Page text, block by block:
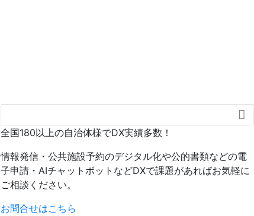

全国180以上の自治体様でDX実績多数！
情報発信・公共施設予約のデジタル化や公的書類などの電
子申請・AIチャットボットなどDXで課題があればお気軽に
ご相談ください。
お問合せはこちら